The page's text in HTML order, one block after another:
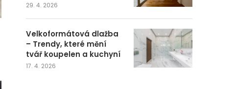
29. 4. 2026
Velkoformátová dlažba
– Trendy, které mění
tvář koupelen a kuchyní
17. 4. 2026